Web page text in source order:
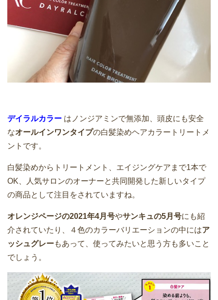
デイラルカラー はノンジアミンで無添加、頭皮にも安全
なオールインワンタイプの白髪染めヘアカラートリートメ
ントです。
白髪染めからトリートメント、エイジングケアまで1本で
OK、人気サロンのオーナーと共同開発した新しいタイプ
の商品として注目をされていますね。
オレンジページの2021年4月号やサンキュの5月号にも紹
介されていたり、４色のカラーバリエーションの中にはア
ッシュグレーもあって、使ってみたいと思う方も多いこと
でしょう。